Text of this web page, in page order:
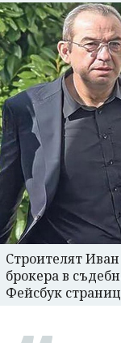
Строителят
брокера в
Фейсбук